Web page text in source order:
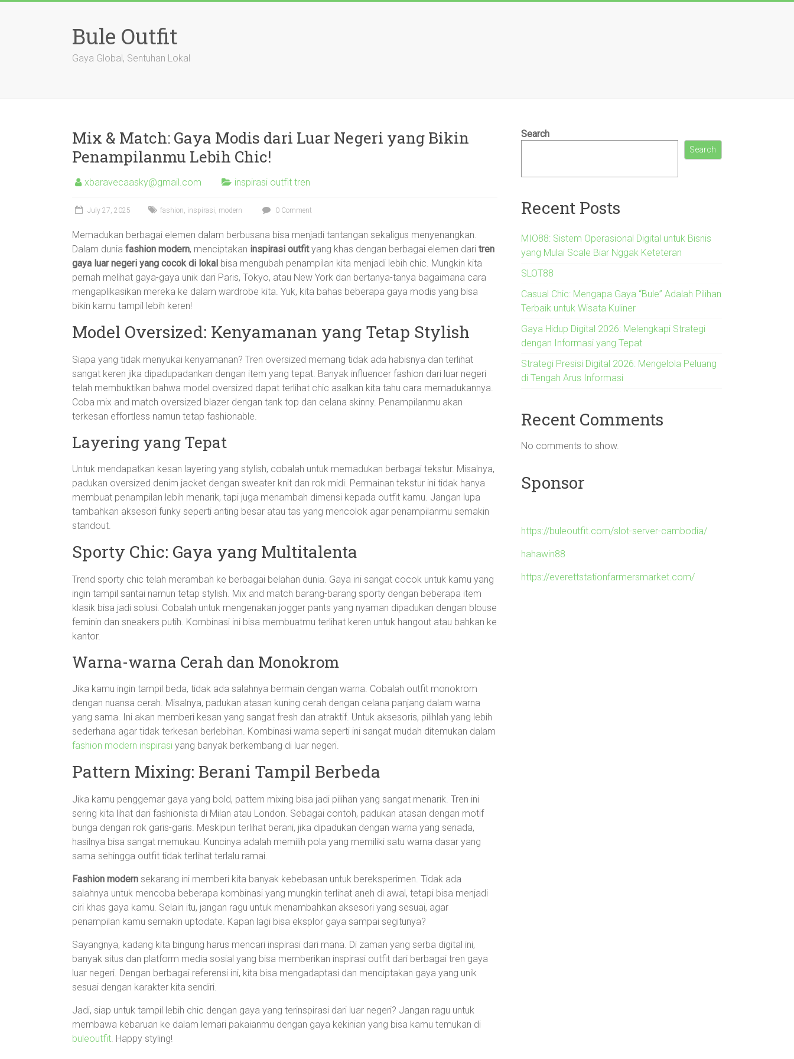
Bule Outfit
Gaya Global, Sentuhan Lokal
Mix & Match: Gaya Modis dari Luar Negeri yang Bikin
Penampilanmu Lebih Chic!
xbaravecaasky@gmail.com inspirasi outfit tren
July 27, 2025 fashion, inspirasi, modern 0 Comment
Memadukan berbagai elemen dalam berbusana bisa menjadi tantangan sekaligus menyenangkan.
Dalam dunia fashion modern, menciptakan inspirasi outfityang khas dengan berbagai elemen dari tren
gaya luar negeri yang cocok di lokal bisa mengubah penampilan kita menjadi lebih chic. Mungkin kita
pernah melihat gaya-gaya unik dari Paris, Tokyo, atau New York dan bertanya-tanya bagaimana cara
mengaplikasikan mereka ke dalam wardrobe kita. Yuk, kita bahas beberapa gaya modis yang bisa
bikin kamu tampil lebih keren!
Model Oversized: Kenyamanan yang Tetap Stylish
Siapa yang tidak menyukai kenyamanan? Tren oversized memang tidak ada habisnya dan terlihat
sangat keren jika dipadupadankan dengan item yang tepat. Banyak influencer fashion dari luar negeri
telah membuktikan bahwa model oversized dapat terlihat chic asalkan kita tahu cara memadukannya.
Coba mix and match oversized blazer dengan tank top dan celana skinny. Penampilanmu akan
terkesan effortless namun tetap fashionable.
Layering yang Tepat
Untuk mendapatkan kesan layering yang stylish, cobalah untuk memadukan berbagai tekstur. Misalnya,
padukan oversized denim jacket dengan sweater knit dan rok midi. Permainan tekstur ini tidak hanya
membuat penampilan lebih menarik, tapi juga menambah dimensi kepada outfit kamu. Jangan lupa
tambahkan aksesori funky seperti anting besar atau tas yang mencolok agar penampilanmu semakin
standout.
Sporty Chic: Gaya yang Multitalenta
Trend sporty chic telah merambah ke berbagai belahan dunia. Gaya ini sangat cocok untuk kamu yang
ingin tampil santai namun tetap stylish. Mix and match barang-barang sporty dengan beberapa item
klasik bisa jadi solusi. Cobalah untuk mengenakan jogger pants yang nyaman dipadukan dengan blouse
feminin dan sneakers putih. Kombinasi ini bisa membuatmu terlihat keren untuk hangout atau bahkan ke
kantor.
Warna-warna Cerah dan Monokrom
Jika kamu ingin tampil beda, tidak ada salahnya bermain dengan warna. Cobalah outfit monokrom
dengan nuansa cerah. Misalnya, padukan atasan kuning cerah dengan celana panjang dalam warna
yang sama. Ini akan memberi kesan yang sangat fresh dan atraktif. Untuk aksesoris, pilihlah yang lebih
sederhana agar tidak terkesan berlebihan. Kombinasi warna seperti ini sangat mudah ditemukan dalam
fashion modern inspirasi yang banyak berkembang di luar negeri.
Pattern Mixing: Berani Tampil Berbeda
Jika kamu penggemar gaya yang bold, pattern mixing bisa jadi pilihan yang sangat menarik. Tren ini
sering kita lihat dari fashionista di Milan atau London. Sebagai contoh, padukan atasan dengan motif
bunga dengan rok garis-garis. Meskipun terlihat berani, jika dipadukan dengan warna yang senada,
hasilnya bisa sangat memukau. Kuncinya adalah memilih pola yang memiliki satu warna dasar yang
sama sehingga outfit tidak terlihat terlalu ramai.
Fashion modern sekarang ini memberi kita banyak kebebasan untuk bereksperimen. Tidak ada
salahnya untuk mencoba beberapa kombinasi yang mungkin terlihat aneh di awal, tetapi bisa menjadi
ciri khas gaya kamu. Selain itu, jangan ragu untuk menambahkan aksesori yang sesuai, agar
penampilan kamu semakin uptodate. Kapan lagi bisa eksplor gaya sampai segitunya?
Sayangnya, kadang kita bingung harus mencari inspirasi dari mana. Di zaman yang serba digital ini,
banyak situs dan platform media sosial yang bisa memberikan inspirasi outfit dari berbagai tren gaya
luar negeri. Dengan berbagai referensi ini, kita bisa mengadaptasi dan menciptakan gaya yang unik
sesuai dengan karakter kita sendiri.
Jadi, siap untuk tampil lebih chic dengan gaya yang terinspirasi dari luar negeri? Jangan ragu untuk
membawa kebaruan ke dalam lemari pakaianmu dengan gaya kekinian yang bisa kamu temukan di
buleoutfit. Happy styling!
Search
Search
Recent Posts
MIO88: Sistem Operasional Digital untuk Bisnis
yang Mulai Scale Biar Nggak Keteteran
SLOT88
Casual Chic: Mengapa Gaya “Bule” Adalah Pilihan
Terbaik untuk Wisata Kuliner
Gaya Hidup Digital 2026: Melengkapi Strategi
dengan Informasi yang Tepat
Strategi Presisi Digital 2026: Mengelola Peluang
di Tengah Arus Informasi
Recent Comments
No comments to show.
Sponsor
https://buleoutfit.com/slot-server-cambodia/
hahawin88
https://everettstationfarmersmarket.com/